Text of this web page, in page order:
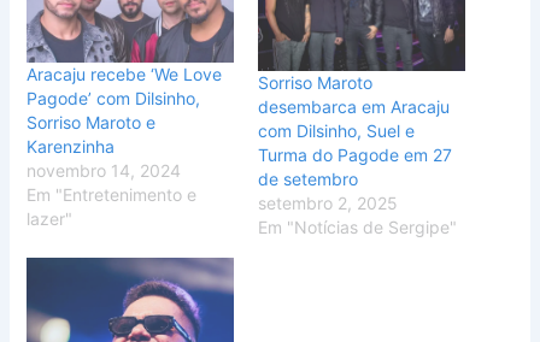
Aracaju recebe ‘We Love
Pagode’ com Dilsinho,
Sorriso Maroto e
Karenzinha
novembro 14, 2024
Em "Entretenimento e
lazer"
Sorriso Maroto
desembarca em Aracaju
com Dilsinho, Suel e
Turma do Pagode em 27
de setembro
setembro 2, 2025
Em "Notícias de Sergipe"